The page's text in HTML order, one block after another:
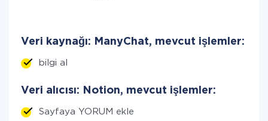
Veri kaynağı: ManyChat, mevcut işlemler:
bilgi al
Veri alıcısı: Notion, mevcut işlemler:
Sayfaya YORUM ekle